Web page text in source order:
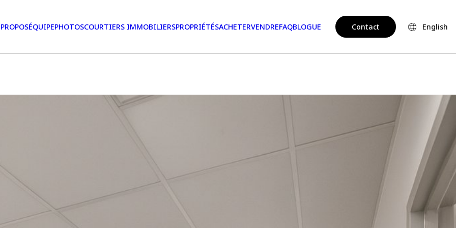
ÉQUIPEPHOTOSCOURTIERS IMMOBILIERSPROPRIÉTÉSACHETERVENDREFAQBLOGUE Contact English